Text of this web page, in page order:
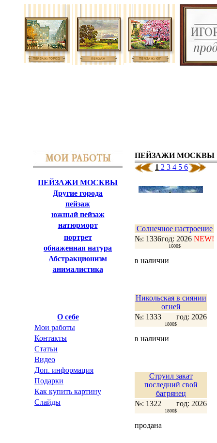
ПЕЙЗАЖИ МОСКВЫ
Другие города
пейзаж
южный пейзаж
натюрморт
портрет
обнаженная натура
Абстракционизм
анималистика
О себе
Мои работы
Контакты
Статьи
Видео
Доп. информация
Подарки
Как купить картину
Слайды
ПЕЙЗАЖИ МОСКВЫ
1 2 3 4 5 6
Солнечное настроение
№: 1336год: 2026 NEW!
1600$
в наличии
Никольская в сиянии
огней
№: 1333
год: 2026
1800$
в наличии
Струил закат
последний свой
багрянец
№: 1322
год: 2026
1800$
продана